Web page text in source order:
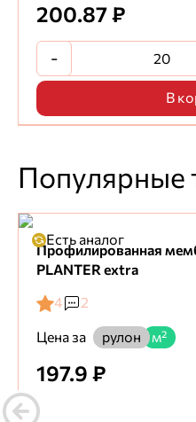
200.87 ₽
-
В
Популярные
Есть аналог
Профилированная
PLANTER extra
4
2
Цена за
рулон м²
197.9 ₽